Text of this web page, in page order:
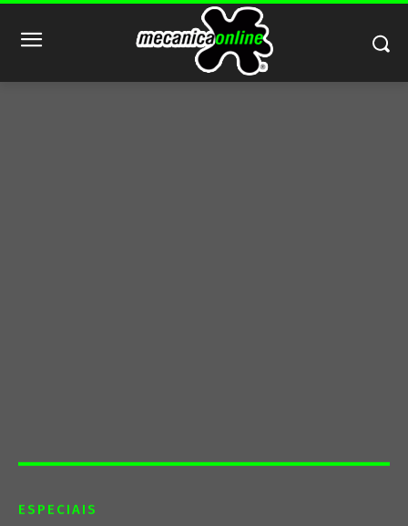
ESPECIAIS